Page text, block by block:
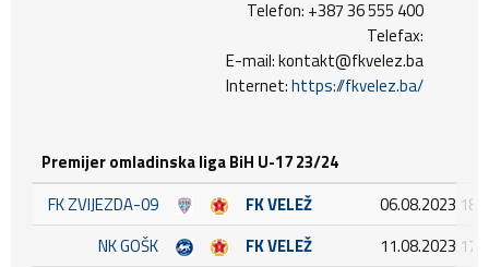
Telefon: +387 36 555 400
Telefax:
E-mail: kontakt@fkvelez.ba
Internet:https://fkvelez.ba/
Premijer omladinska liga BiH U-17 23/24
FK ZVIJEZDA-09
FK VELEŽ
06.08.2023
NK GOŠK
FK VELEŽ
11.08.2023